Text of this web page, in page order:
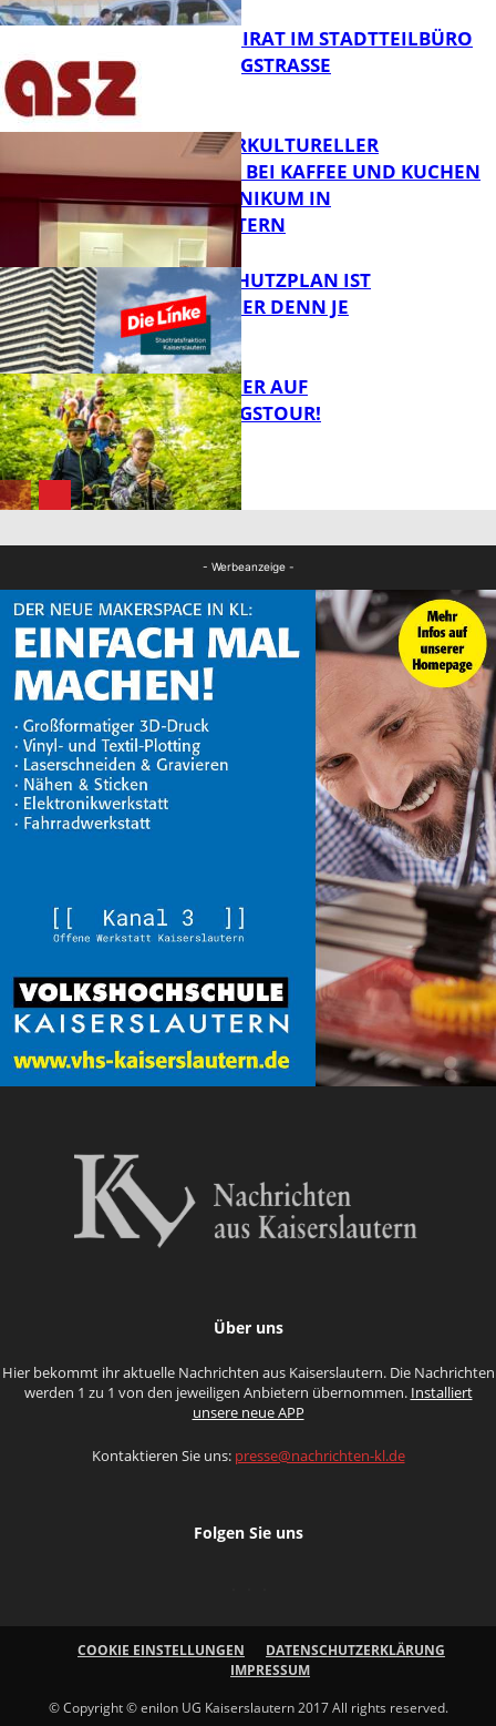
FB News
FB News
SENIORENBEIRAT IM STADTTEILBÜRO
IN DER KÖNIGSTRASSE
FB Gesundheit
NEUER INTERKULTURELLER
TREFFPUNKT BEI KAFFEE UND KUCHEN
IM PFALZKLINIKUM IN
KAISERSLAUTERN
FB News
EIN HITZESCHUTZPLAN IST
NOTWENDIGER DENN JE
MIT DEM JÄGER AUF
ENTDECKUNGSTOUR!
- Werbeanzeige -
Über uns
Hier bekommt ihr aktuelle Nachrichten aus Kaiserslautern. Die Nachrichten
werden 1 zu 1 von den jeweiligen Anbietern übernommen. Installiert
unsere neue APP
Kontaktieren Sie uns: presse@nachrichten-kl.de
Folgen Sie uns
COOKIE EINSTELLUNGEN
DATENSCHUTZERKLÄRUNG
IMPRESSUM
© Copyright © enilon UG Kaiserslautern 2017 All rights reserved.